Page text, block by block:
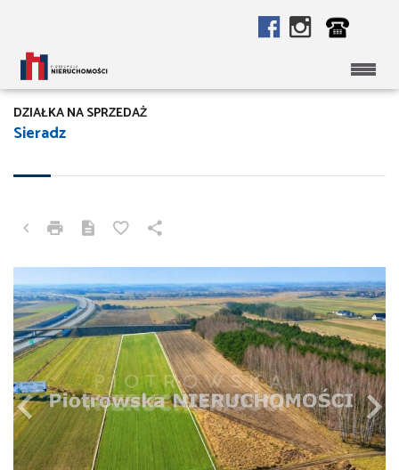
Sieradz
DZIAŁKA NA SPRZEDAŻ